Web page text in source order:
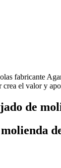
fabricante
el valor y
de